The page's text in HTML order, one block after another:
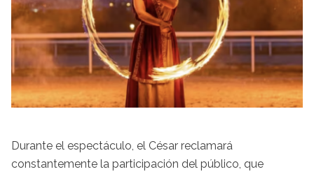
Durante el espectáculo, el César reclamará
constantemente la participación del público, que